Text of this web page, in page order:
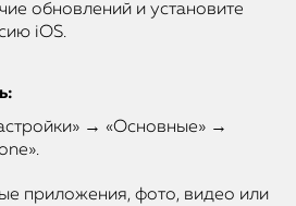
обновлений и установите
iOS.
→ «Основные» →
приложения, фото, видео или